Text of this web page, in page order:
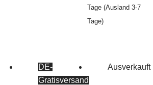
Tage (Ausland 3-7
Tage)
DE-
Gratisversand
Ausverkauft